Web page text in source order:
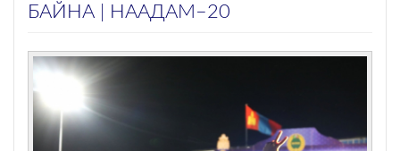
БАЙНА | НААДАМ–20